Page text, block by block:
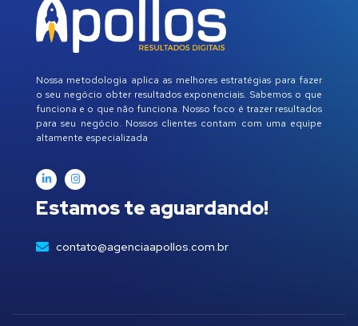
Nossa metodologia aplica as melhores estratégias para fazer
o seu negócio obter resultados exponenciais. Sabemos o que
funciona e o que não funciona. Nosso foco é trazer resultados
para seu negócio. Nossos clientes contam com uma equipe
altamente especializada
Estamos te aguardando!
contato@agenciaapollos.com.br